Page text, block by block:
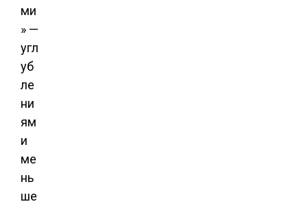
ми
» —
угл
уб
ле
ни
ям
и
ме
нь
ше